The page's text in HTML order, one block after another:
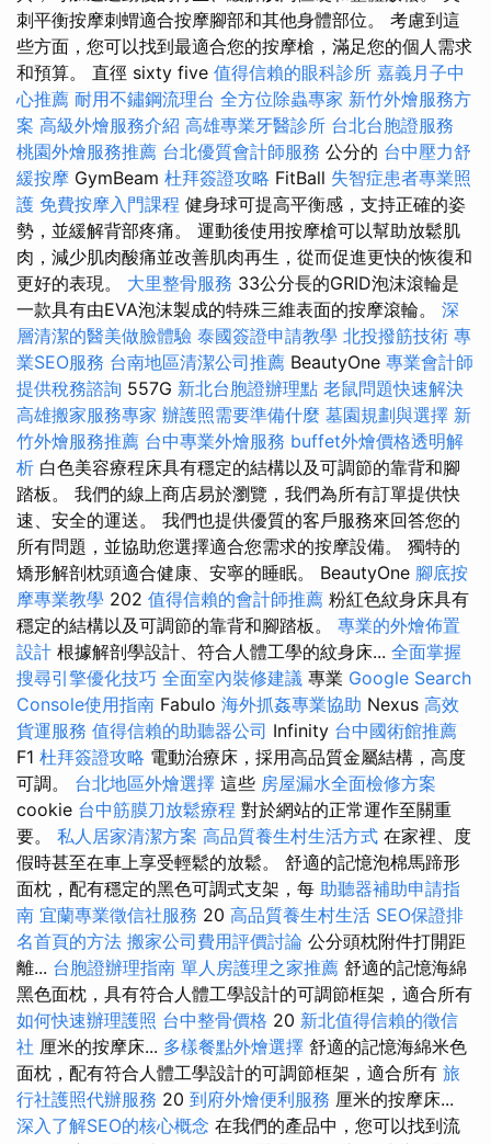
刺平衡按摩刺蝟適合按摩腳部和其他身體部位。 考慮到這
些方面，您可以找到最適合您的按摩槍，滿足您的個人需求
和預算。 直徑 sixty five 值得信賴的眼科診所 嘉義月子中
心推薦 耐用不鏽鋼流理台 全方位除蟲專家 新竹外燴服務方
案 高級外燴服務介紹 高雄專業牙醫診所 台北台胞證服務
桃園外燴服務推薦 台北優質會計師服務 公分的 台中壓力舒
緩按摩 GymBeam 杜拜簽證攻略 FitBall 失智症患者專業照
護 免費按摩入門課程 健身球可提高平衡感，支持正確的姿
勢，並緩解背部疼痛。 運動後使用按摩槍可以幫助放鬆肌
肉，減少肌肉酸痛並改善肌肉再生，從而促進更快的恢復和
更好的表現。 大里整骨服務 33公分長的GRID泡沫滾輪是
一款具有由EVA泡沫製成的特殊三維表面的按摩滾輪。 深
層清潔的醫美做臉體驗 泰國簽證申請教學 北投撥筋技術 專
業SEO服務 台南地區清潔公司推薦 BeautyOne 專業會計師
提供稅務諮詢 557G 新北台胞證辦理點 老鼠問題快速解決
高雄搬家服務專家 辦護照需要準備什麼 墓園規劃與選擇 新
竹外燴服務推薦 台中專業外燴服務 buffet外燴價格透明解
析 白色美容療程床具有穩定的結構以及可調節的靠背和腳
踏板。 我們的線上商店易於瀏覽，我們為所有訂單提供快
速、安全的運送。 我們也提供優質的客戶服務來回答您的
所有問題，並協助您選擇適合您需求的按摩設備。 獨特的
矯形解剖枕頭適合健康、安寧的睡眠。 BeautyOne 腳底按
摩專業教學 202 值得信賴的會計師推薦 粉紅色紋身床具有
穩定的結構以及可調節的靠背和腳踏板。 專業的外燴佈置
設計 根據解剖學設計、符合人體工學的紋身床... 全面掌握
搜尋引擎優化技巧 全面室內裝修建議 專業 Google Search
Console使用指南 Fabulo 海外抓姦專業協助 Nexus 高效
貨運服務 值得信賴的助聽器公司 Infinity 台中國術館推薦
F1 杜拜簽證攻略 電動治療床，採用高品質金屬結構，高度
可調。 台北地區外燴選擇 這些 房屋漏水全面檢修方案
cookie 台中筋膜刀放鬆療程 對於網站的正常運作至關重
要。 私人居家清潔方案 高品質養生村生活方式 在家裡、度
假時甚至在車上享受輕鬆的放鬆。 舒適的記憶泡棉馬蹄形
面枕，配有穩定的黑色可調式支架，每 助聽器補助申請指
南 宜蘭專業徵信社服務 20 高品質養生村生活 SEO保證排
名首頁的方法 搬家公司費用評價討論 公分頭枕附件打開距
離... 台胞證辦理指南 單人房護理之家推薦 舒適的記憶海綿
黑色面枕，具有符合人體工學設計的可調節框架，適合所有
如何快速辦理護照 台中整骨價格 20 新北值得信賴的徵信
社 厘米的按摩床... 多樣餐點外燴選擇 舒適的記憶海綿米色
面枕，配有符合人體工學設計的可調節框架，適合所有 旅
行社護照代辦服務 20 到府外燴便利服務 厘米的按摩床...
深入了解SEO的核心概念 在我們的產品中，您可以找到流